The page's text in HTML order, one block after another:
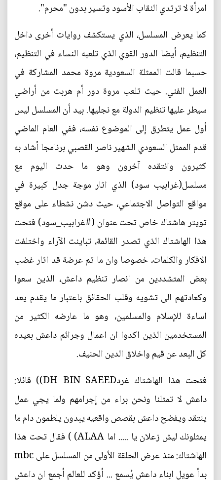
امرأة لا ترتدي النقاب الأسود وتسير بدون "محرم".
كما يعرض المسلسل، الذي يستكشف روايات أخرى داخل
التنظيم، أيضا الدور القوي الذي تلعبه النساء في التنظيم،
حسبما قالت الممثلة السعودية مروة محمد المشاركة في
العمل الفني. حيث تلعب مروة دور أم هربت من أراضي
سيطر عليها تنظيم الدولة مع نجليها. بيد أن المسلسل ليس
أول عمل يتطرق إلى الموضوع نفسه، ففي العام الماضي
قدم الممثل السعودي الشهير ناصر القصبي برنامجا أشاد به
كثيرون وانتقده آخرون وهو ما حدث اليوم مع
مسلسل(غرابيب سود) الذي اثار موجة جدل كبيرة في
مواقع التواصل الاجتماعي، حيث دشن نشطاء على موقع
تويتر هاشتاك خاص تحت عنوان (#غرابيب_سود) فتحت
هذا الهاشتاك الذي تصدر القائمة، تباينت الآراء واختلفت
الافكار والكلمات، خصوصا وان ما تم عرضة قد اثار غضب
بعض المتشددين من انصار تنظيم داعش، الذين سعوا
وكعادتهم الى تشويه وقلب الحقائق باعتبار ما يقدم يعد
اساءة للإسلام والمسلمين، وهو ما عارضه الكثير من
المستخدمين الذين اكدوا ان اعمال وجرائم داعش بعيده
كل البعد عن قيم واخلاق الدين الحنيف.
فتحت هذا الهاشتاك غردDH BIN SAEED)) قائلا:
داعش لا تمثلنا ونحن براء من إجرامهم ولما يجي عمل
ينتقد ويفضح داعش بقصص واقعيه يبدون يلطمون دام ما
يمثلونك ليش زعلان يا ..... اما ‏ALAA)‏‏ ) فقال تحت هذا
الهاشتاك: منذ عرض الحلقة الأولى من المسلسل على mbc
بدأ عويل ابناء داعش يُسمع ... أؤكد للعالم أجمع ان داعش